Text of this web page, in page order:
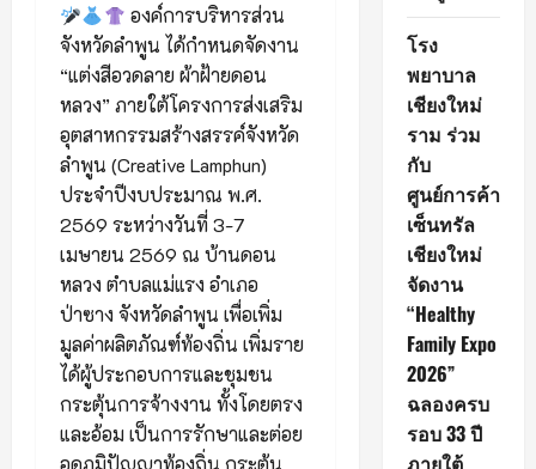
องค์การบริหารส่วน
จังหวัดลำพูน ได้กำหนดจัดงาน
“แต่งสีอวดลาย ผ้าฝ้ายดอน
หลวง” ภายใต้โครงการส่งเสริม
อุตสาหกรรมสร้างสรรค์จังหวัด
ลำพูน (Creative Lamphun)
ประจำปีงบประมาณ พ.ศ.
2569 ระหว่างวันที่ 3-7
เมษายน 2569 ณ บ้านดอน
หลวง ตำบลแม่แรง อำเภอ
ป่าซาง จังหวัดลำพูน เพื่อเพิ่ม
มูลค่าผลิตภัณฑ์ท้องถิ่น เพิ่มราย
ได้ผู้ประกอบการและชุมชน
กระตุ้นการจ้างงาน ทั้งโดยตรง
และอ้อม เป็นการรักษาและต่อย
อดภูมิปัญญาท้องถิ่น กระตุ้น
โรง
พยาบาล
เชียงใหม่
ราม ร่วม
กับ
ศูนย์การค้า
เซ็นทรัล
เชียงใหม่
จัดงาน
“Healthy
Family Expo
2026”
ฉลองครบ
รอบ 33 ปี
ภายใต้